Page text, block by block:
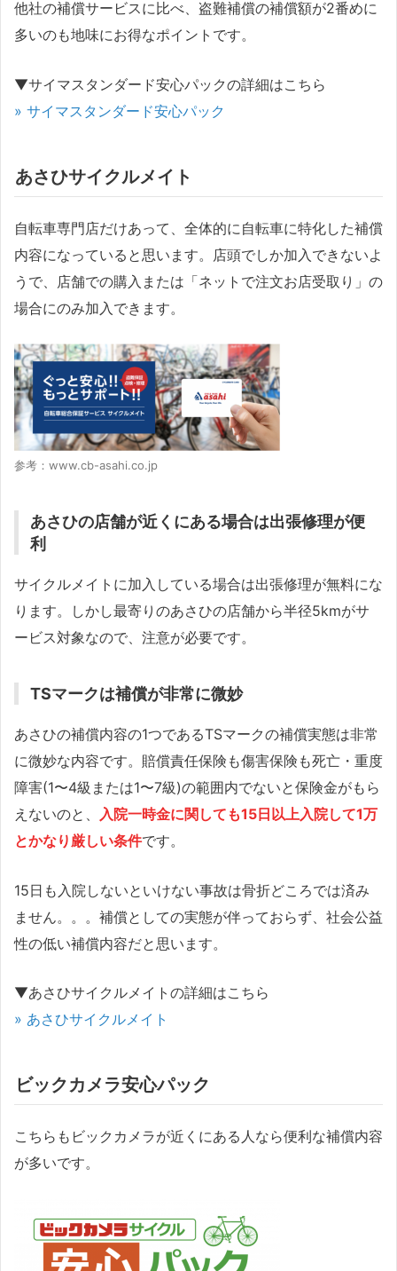
他社の補償サービスに比べ、盗難補償の補償額が2番めに
多いのも地味にお得なポイントです。
▼サイマスタンダード安心パックの詳細はこちら
» サイマスタンダード安心パック
あさひサイクルメイト
自転車専門店だけあって、全体的に自転車に特化した補償
内容になっていると思います。店頭でしか加入できないよ
うで、店舗での購入または「ネットで注文お店受取り」の
場合にのみ加入できます。
参考：www.cb-asahi.co.jp
あさひの店舗が近くにある場合は出張修理が便
利
サイクルメイトに加入している場合は出張修理が無料にな
ります。しかし最寄りのあさひの店舗から半径5kmがサ
ービス対象なので、注意が必要です。
TSマークは補償が非常に微妙
あさひの補償内容の1つであるTSマークの補償実態は非常
に微妙な内容です。賠償責任保険も傷害保険も死亡・重度
障害(1〜4級または1〜7級)の範囲内でないと保険金がもら
えないのと、 入院一時金に関しても15日以上入院して1万
とかなり厳しい条件です。
15日も入院しないといけない事故は骨折どころでは済み
ません。。。補償としての実態が伴っておらず、社会公益
性の低い補償内容だと思います。
▼あさひサイクルメイトの詳細はこちら
» あさひサイクルメイト
ビックカメラ安心パック
こちらもビックカメラが近くにある人なら便利な補償内容
が多いです。